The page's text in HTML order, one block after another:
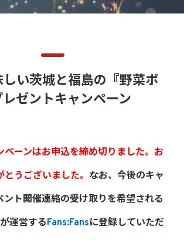
い茨城と福島の『野菜ボ
ゼントキャンペーン
ペーンはお申込を締め切りました。お
うございました。 なお、今後のキャ
ント開催連絡の受け取りを希望される
運営するFans:Fansに登録していただ